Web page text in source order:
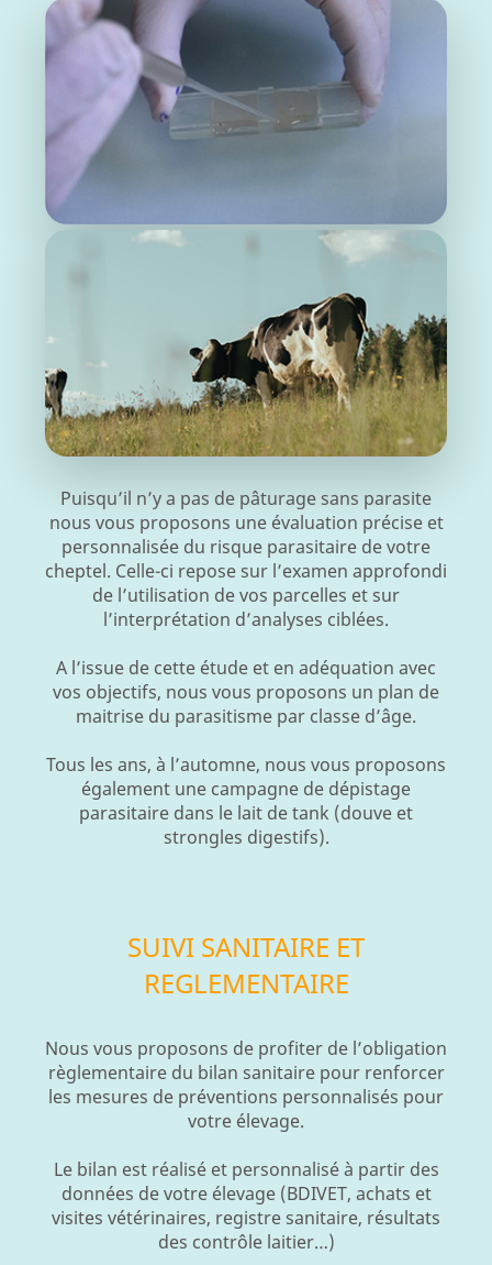
Puisqu’il n’y a pas de pâturage sans parasite
nous vous proposons une évaluation précise et
personnalisée du risque parasitaire de votre
cheptel. Celle-ci repose sur l’examen approfondi
de l’utilisation de vos parcelles et sur
l’interprétation d’analyses ciblées.
A l’issue de cette étude et en adéquation avec
vos objectifs, nous vous proposons un plan de
maitrise du parasitisme par classe d’âge.
Tous les ans, à l’automne, nous vous proposons
également une campagne de dépistage
parasitaire dans le lait de tank (douve et
strongles digestifs).
SUIVI SANITAIRE ET
REGLEMENTAIRE
Nous vous proposons de profiter de l’obligation
règlementaire du bilan sanitaire pour renforcer
les mesures de préventions personnalisés pour
votre élevage.
Le bilan est réalisé et personnalisé à partir des
données de votre élevage (BDIVET, achats et
visites vétérinaires, registre sanitaire, résultats
des contrôle laitier…)